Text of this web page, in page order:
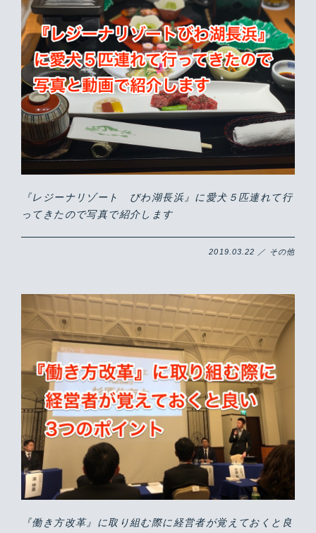
『レジーナリゾート びわ湖長浜』に愛犬５匹連れて行
ってきたので写真で紹介します
2019.03.22 ／ その他
『働き方改革』に取り組む際に経営者が覚えておくと良